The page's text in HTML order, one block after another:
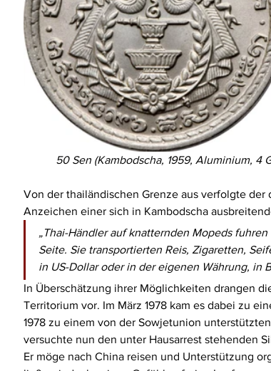
50 Sen (Kambodscha, 1959, Aluminium, 4
Von der thailändischen Grenze aus verfolgte
Anzeichen einer sich in Kambodscha
„Thai-Händler auf knatternden Mopeds
Seite. Sie transportierten Reis, Zigaretten,
in US-Dollar oder in der eigenen Währung, in
In Überschätzung ihrer Möglichkeiten drangen
Territorium vor. Im März 1978 kam es dabei zu
1978 zu einem von der Sowjetunion
versuchte nun den unter Hausarrest stehenden
Er möge nach China reisen und Unterstützung